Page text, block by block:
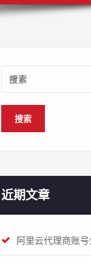
近期文章
阿里云代理商账